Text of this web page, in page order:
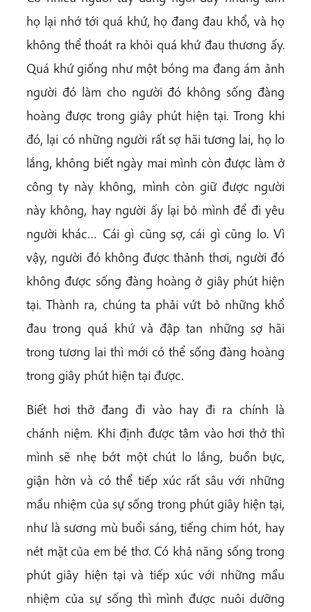
họ lại nhớ tới quá khứ, họ đang đau khổ, và họ
không thể thoát ra khỏi quá khứ đau thương ấy.
Quá khứ giống như một bóng ma đang ám ảnh
người đó làm cho người đó không sống đàng
hoàng được trong giây phút hiện tại. Trong khi
đó, lại có những người rất sợ hãi tương lai, họ lo
lắng, không biết ngày mai mình còn được làm ở
công ty này không, mình còn giữ được người
này không, hay người ấy lại bỏ mình để đi yêu
người khác… Cái gì cũng sợ, cái gì cũng lo. Vì
vậy, người đó không được thảnh thơi, người đó
không được sống đàng hoàng ở giây phút hiện
tại. Thành ra, chúng ta phải vứt bỏ những khổ
đau trong quá khứ và đập tan những sợ hãi
trong tương lai thì mới có thể sống đàng hoàng
trong giây phút hiện tại được.
Biết hơi thở đang đi vào hay đi ra chính là
chánh niệm. Khi định được tâm vào hơi thở thì
mình sẽ nhẹ bớt một chút lo lắng, buồn bực,
giận hờn và có thể tiếp xúc rất sâu với những
mầu nhiệm của sự sống trong phút giây hiện tại,
như là sương mù buổi sáng, tiếng chim hót, hay
nét mặt của em bé thơ. Có khả năng sống trong
phút giây hiện tại và tiếp xúc với những mầu
nhiệm của sự sống thì mình được nuôi dưỡng